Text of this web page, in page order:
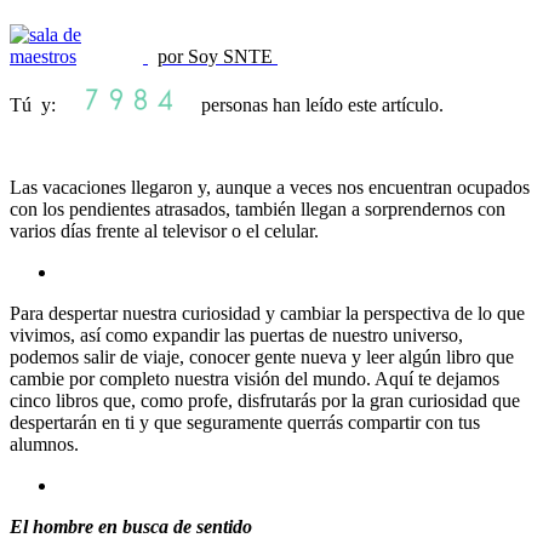
por Soy SNTE
Tú y: personas han leído este artículo.
Las vacaciones llegaron y, aunque a veces nos encuentran ocupados
con los pendientes atrasados, también llegan a sorprendernos con
varios días frente al televisor o el celular.
Para despertar nuestra curiosidad y cambiar la perspectiva de lo que
vivimos, así como expandir las puertas de nuestro universo,
podemos salir de viaje, conocer gente nueva y leer algún libro que
cambie por completo nuestra visión del mundo. Aquí te dejamos
cinco libros que, como profe, disfrutarás por la gran curiosidad que
despertarán en ti y que seguramente querrás compartir con tus
alumnos.
El hombre en busca de sentido